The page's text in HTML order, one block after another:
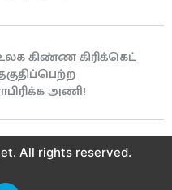
கிண்ண கிரிக்கெட்
அணி!
All rights reserved.